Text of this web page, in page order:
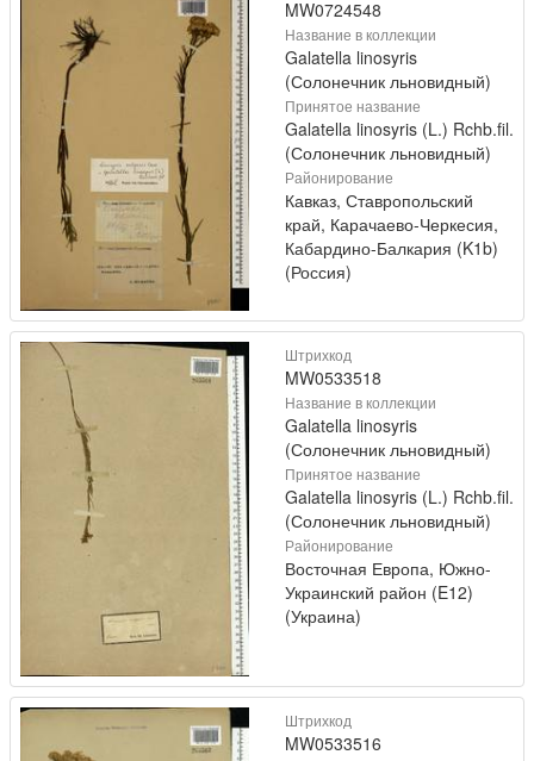
MW0724548
Название в коллекции
Galatella linosyris
(Солонечник льновидный)
Принятое название
Galatella linosyris (L.) Rchb.fil.
(Солонечник льновидный)
Районирование
Кавказ, Ставропольский
край, Карачаево-Черкесия,
Кабардино-Балкария (K1b)
(Россия)
Штрихкод
MW0533518
Название в коллекции
Galatella linosyris
(Солонечник льновидный)
Принятое название
Galatella linosyris (L.) Rchb.fil.
(Солонечник льновидный)
Районирование
Восточная Европа, Южно-
Украинский район (E12)
(Украина)
Штрихкод
MW0533516